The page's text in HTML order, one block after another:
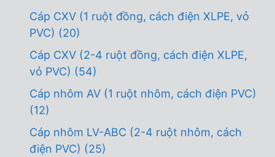
Cáp CXV (1 ruột đồng, cách điện XLPE, vỏ
PVC) (20)
Cáp CXV (2-4 ruột đồng, cách điện XLPE,
vỏ PVC) (54)
Cáp nhôm AV (1 ruột nhôm, cách điện PVC)
(12)
Cáp nhôm LV-ABC (2-4 ruột nhôm, cách
điện PVC) (25)